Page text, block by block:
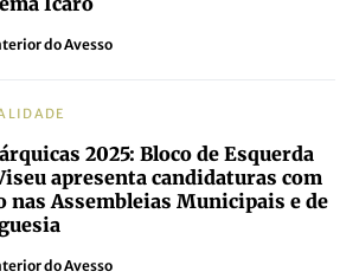
do Avesso
2025: Bloco de Esquerda
apresenta candidaturas com
nas Assembleias Municipais e de
do Avesso